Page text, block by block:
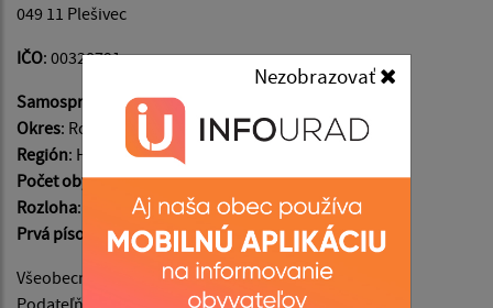
Nezobrazovať
049 11 Plešivec
IČO: 00328791
Samosprávny kraj: Košický
Okres: Rožňava
Región: Horný Gemer
Počet obyvateľov: 119
Rozloha: 1337 ha
Prvá písomná zmienka: v roku 1399
Všeobecné informácie: obecsb@gmail.com